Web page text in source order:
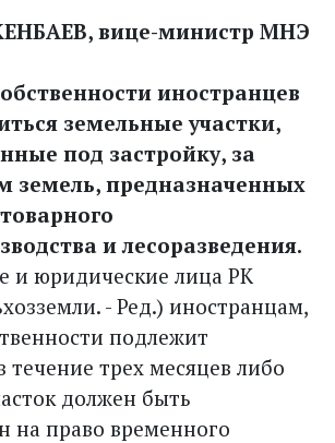
вице-министр МНЭ
иностранцев
земельные участки,
под застройку, за
земель, предназначенных
и лесоразведения.
и юридические лица РК
- Ред.) иностранцам,
подлежит
трех месяцев либо
должен быть
на право временного